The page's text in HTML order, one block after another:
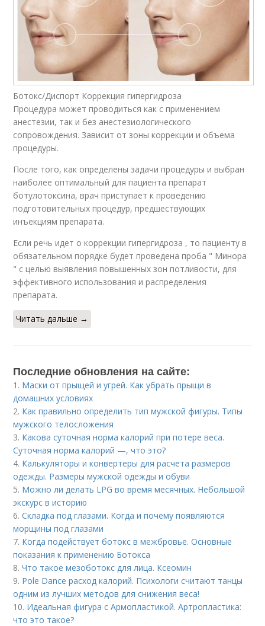
Ботокс/Диспорт Коррекция гипергидроза
Процедура может проводиться как с применением
анестезии, так и без анестезиологического
сопровождения. Зависит от зоны коррекции и объема
процедуры.
После того, как определены задачи процедуры и выбран
наиболее оптимальный для пациента препарат
ботулотоксина, врач приступает к проведению
подготовительных процедур, предшествующих
инъекциям препарата.
Если речь идет о коррекции гипергидроза , то пациенту в
обязательном порядке будет проведена проба " Минора
" с целью выявления повышенных зон потливости, для
эффективного использования и распределения
препарата.
Читать дальше →
Последние обновления на сайте:
1. Маски от прыщей и угрей. Как убрать прыщи в
домашних условиях
2. Как правильно определить тип мужской фигуры. Типы
мужского телосложения
3. Какова суточная норма калорий при потере веса.
Суточная норма калорий —, что это?
4. Калькуляторы и конвертеры для расчета размеров
одежды. Размеры мужской одежды и обуви
5. Можно ли делать LPG во время месячных. Небольшой
экскурс в историю
6.Складка под глазами. Когда и почему появляются
морщины под глазами
7. Когда подействует ботокс в межбровье. Основные
показания к применению Ботокса
8.Что такое мезоботокс для лица. Ксеомин
9. Pole Dance расход калорий. Психологи считают танцы
одним из лучших методов для снижения веса!
10. Идеальная фигура с Армопластикой. Артропластика:
что это такое?